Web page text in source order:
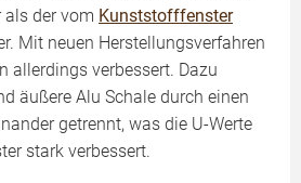
als der vom Kunststoff­fenster
Mit neuen Herstellungsverfahren
allerdings verbessert. Dazu
äußere Alu Schale durch einen
getrennt, was die U-Werte
stark verbessert.